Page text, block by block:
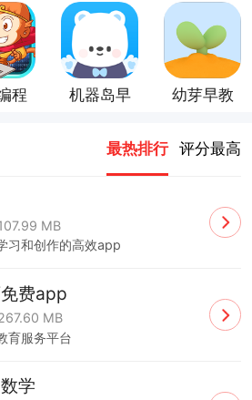
程
机器岛早
幼芽早教
最热排行 评分最高
MB
习和创作的高效app
费app
MB
育服务平台
学